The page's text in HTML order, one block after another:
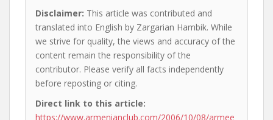
Disclaimer: This article was contributed and
translated into English by Zargarian Hambik. While
we strive for quality, the views and accuracy of the
content remain the responsibility of the
contributor. Please verify all facts independently
before reposting or citing.
Direct link to this article:
https://www.armenianclub.com/2006/10/08/armee